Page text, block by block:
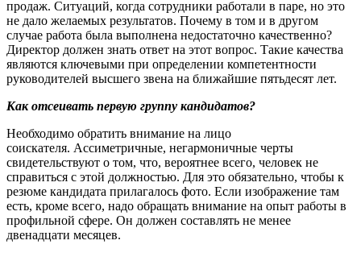
продаж. Ситуаций, когда сотрудники работали в паре, но это
не дало желаемых результатов. Почему в том и в другом
случае работа была выполнена недостаточно качественно?
Директор должен знать ответ на этот вопрос. Такие качества
являются ключевыми при определении компетентности
руководителей высшего звена на ближайшие пятьдесят лет.
Как отсеивать первую группу кандидатов?
Необходимо обратить внимание на лицо
соискателя. Ассиметричные, негармоничные черты
свидетельствуют о том, что, вероятнее всего, человек не
справиться с этой должностью. Для это обязательно, чтобы к
резюме кандидата прилагалось фото. Если изображение там
есть, кроме всего, надо обращать внимание на опыт работы в
профильной сфере. Он должен составлять не менее
двенадцати месяцев.